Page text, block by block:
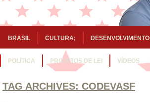
BRASIL CULTURA; DESENVOLVIMENTO
POLITICA PROJETOS DE LEI VÍDEOS
TAG ARCHIVES: CODEVASF